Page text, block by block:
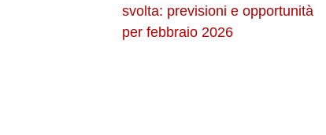
svolta: previsioni e opportunità
per febbraio 2026